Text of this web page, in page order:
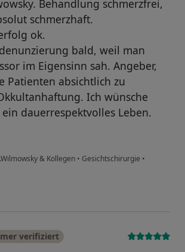
Behandlung schmerzfrei,
schmerzhaft.
ok.
bald, weil man
im Eigensinn sah. Angeber,
Patienten absichtlich zu
Ich wünsche
dauerrespektvolles Leben.
& Kollegen • Gesichtschirurgie •
verifiziert